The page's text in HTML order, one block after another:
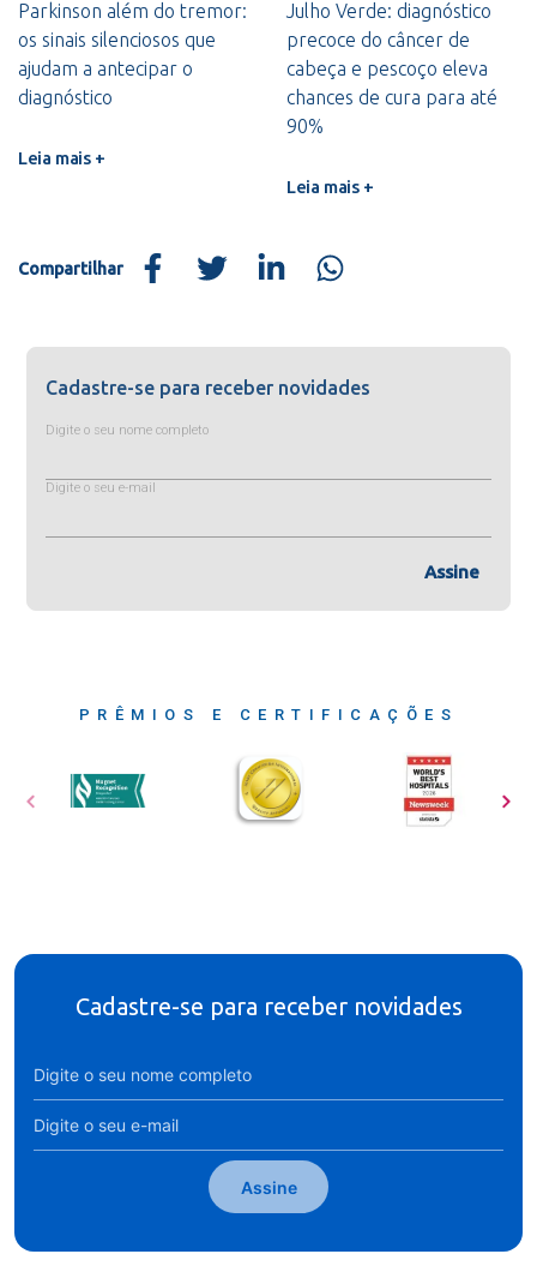
Parkinson além do tremor:
os sinais silenciosos que
ajudam a antecipar o
diagnóstico
Leia mais +
Julho Verde: diagnóstico
precoce do câncer de
cabeça e pescoço eleva
chances de cura para até
90%
Leia mais +
Compartilhar
Cadastre-se para receber novidades
Digite o seu nome completo
Digite o seu e-mail
Assine
PRÊMIOS E CERTIFICAÇÕES
Cadastre-se para receber novidades
Assine